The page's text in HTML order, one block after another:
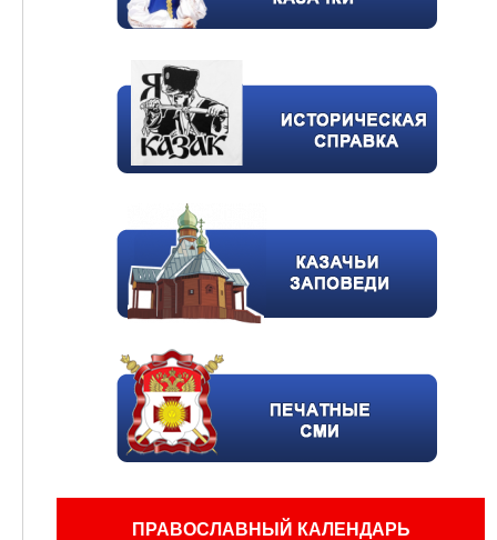
ПРАВОСЛАВНЫЙ КАЛЕНДАРЬ